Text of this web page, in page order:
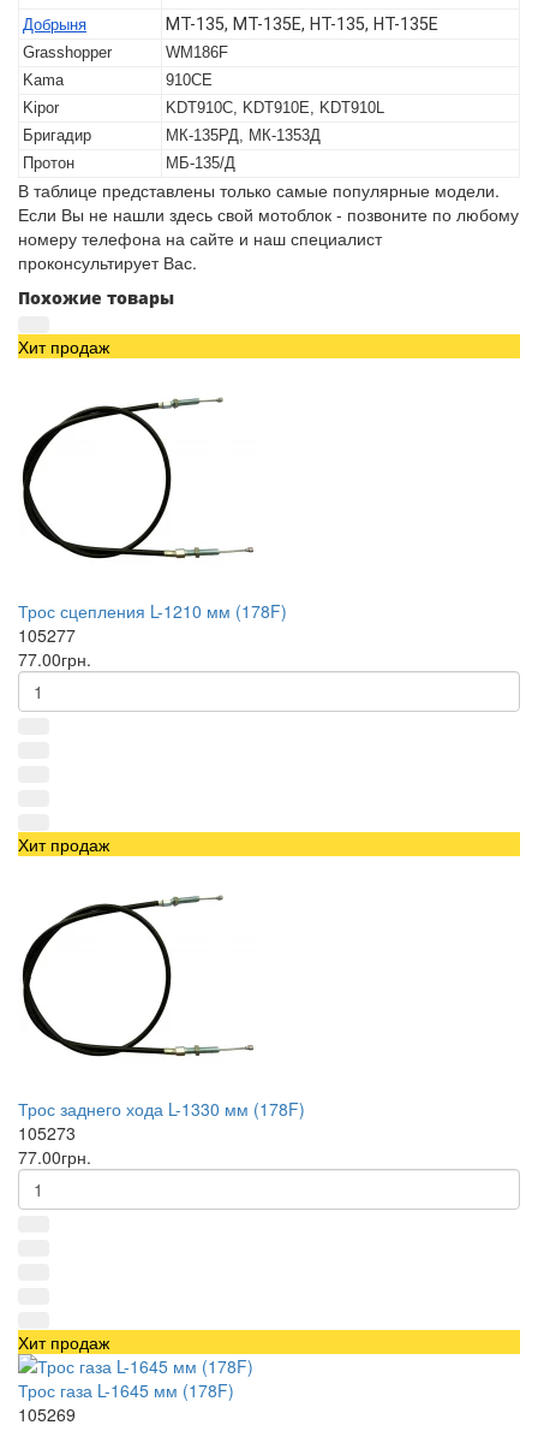
Добрыня МТ-135, МТ-135Е, НТ-135, НТ-135Е
Grasshopper
WM186F
Kama
910CE
Kipor
KDT910C, KDT910E, KDT910L
Бригадир
МК-135РД, МК-1353Д
Протон
МБ-135/Д
В таблице представлены только самые популярные модели.
Если Вы не нашли здесь свой мотоблок - позвоните по любому
номеру телефона на сайте и наш специалист
проконсультирует Вас.
Похожие товары
Хит продаж
Трос сцепления L-1210 мм (178F)
105277
77.00грн.
Хит продаж
Трос заднего хода L-1330 мм (178F)
105273
77.00грн.
Хит продаж
Трос газа L-1645 мм (178F)
105269